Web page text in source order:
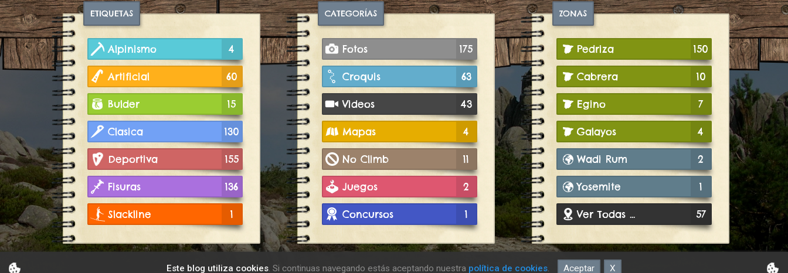
ETIQUETAS
Alpinismo 4
Artificial 60
Bulder 15
Clasica 130
Deportiva 155
Fisuras 136
Slackline 1
CATEGORÍAS
Fotos 175
Croquis 63
Videos 43
Mapas 4
No Climb 11
Juegos 2
Concursos 1
ZONAS
Pedriza 150
Cabrera 10
Egino 7
Galayos 4
Wadi Rum 2
Yosemite 1
Ver Todas ... 57
Este blog utiliza cookies. Si continuas navegando estás aceptando nuestra política de cookies. Aceptar X